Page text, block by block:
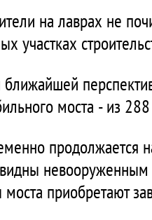
на лаврах не
участках
моста - из
продолжается
моста приобретают